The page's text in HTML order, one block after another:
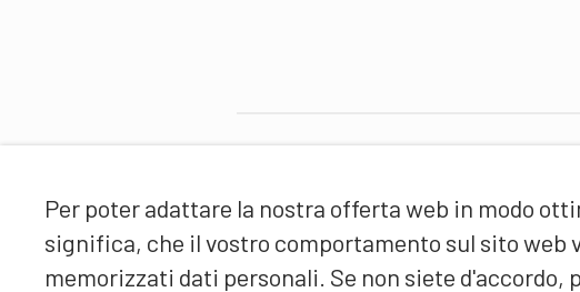
Per poter adattare la nostra offerta web in modo
significa, che il vostro comportamento sul sito web
memorizzati dati personali. Se non siete